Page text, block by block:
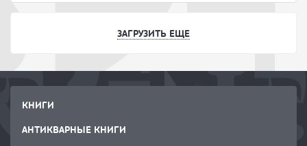
ЗАГРУЗИТЬ ЕЩЕ
КНИГИ
АНТИКВАРНЫЕ КНИГИ